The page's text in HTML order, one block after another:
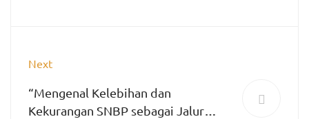
Next
“Mengenal Kelebihan dan
Kekurangan SNBP sebagai Jalur